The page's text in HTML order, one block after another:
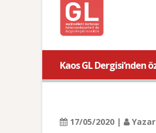
Kaos GL Dergisi’nden
17/05/2020 |